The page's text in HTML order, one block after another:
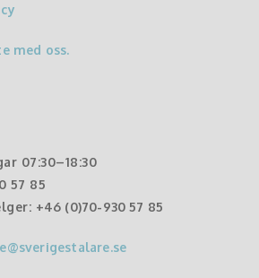
med oss.
07:30–18:30
57 85
+46 (0)70-930 57 85